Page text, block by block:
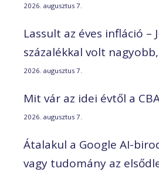
2026. augusztus 7.
Lassult az éves infláció –
százalékkal volt
2026. augusztus 7.
Mit vár az idei évtől a
2026. augusztus 7.
Átalakul a Google AI-
vagy tudomány az